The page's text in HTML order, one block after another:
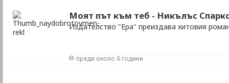
Моят път към теб - Никълъс
Издателство "Ера" преиздава хитовия
преди около 6 години